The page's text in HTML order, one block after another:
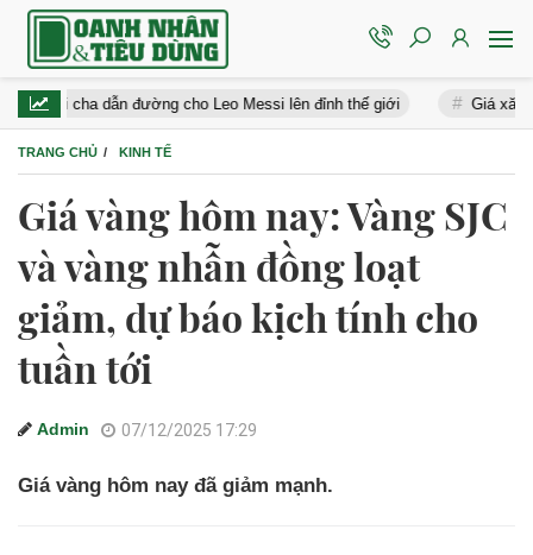
dẫn đường cho Leo Messi lên đỉnh thế giới Giá xăng dầu
TRANG CHỦ KINH TẾ
Giá vàng hôm nay: Vàng SJC
và vàng nhẫn đồng loạt
giảm, dự báo kịch tính cho
tuần tới
Admin 07/12/2025 17:29
Giá vàng hôm nay đã giảm mạnh.